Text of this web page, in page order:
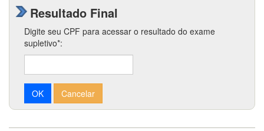
Resultado Final
Digite seu CPF para acessar o resultado do exame
supletivo*:
OK Cancelar